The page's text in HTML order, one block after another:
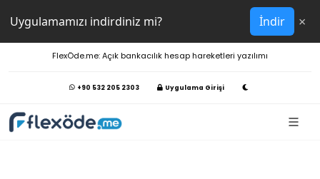
Uygulamamızı indirdiniz mi? İndir ×
FlexÖde.me:Açık bankacılık hesap hareketleri yazılımı
+90 532 205 2303 Uygulama Girişi